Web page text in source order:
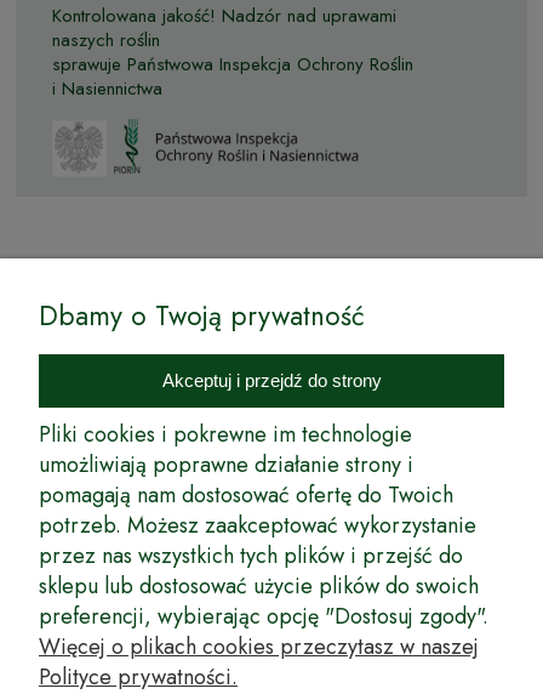
Kontrolowana jakość! Nadzór nad uprawami
naszych roślin
sprawuje Państwowa Inspekcja Ochrony Roślin
i Nasiennictwa
Internetowy Sklep Ogrodniczy Podkarpackie Sady to inicjatywa
podkarpackich szkółkarzy, której zamierzeniem jest wprowadzenie na
rynek wysokiej jakości drzewek owocowych, drzewek ozdobnych oraz
innych produktów pozwalających na uprawianie zarówno małych, jak
i dużych sadów oraz ogrodów.
Wspólnie stworzyliśmy dla Państwa kompleksową ofertę - wspaniałe
produkty, dary ziemi ze szkółek drzewek ozdobnych i owocowych,
których tradycje sięgają roku 1953. Drzewka produkowane są
z najwyższą starannością przez trzecie pokolenie plantatorów.
Długoletnie Doświadczenie sprawiło, że wszystkie drzewka cechuje
duża odporność na zmienne warunki atmosferyczne naszego klimatu
oraz niezwykły urodzaj. W ofercie naszego internetowego sklepu
ogrodniczego: drzewka owocowe, krzewy owocowe, drzewka
Dbamy o Twoją prywatność
Akceptuj i przejdź do strony
Pliki cookies i pokrewne im technologie
umożliwiają poprawne działanie strony i
pomagają nam dostosować ofertę do Twoich
potrzeb. Możesz zaakceptować wykorzystanie
przez nas wszystkich tych plików i przejść do
sklepu lub dostosować użycie plików do swoich
preferencji, wybierając opcję "Dostosuj zgody".
Więcej o plikach cookies przeczytasz w naszej
Polityce prywatności.